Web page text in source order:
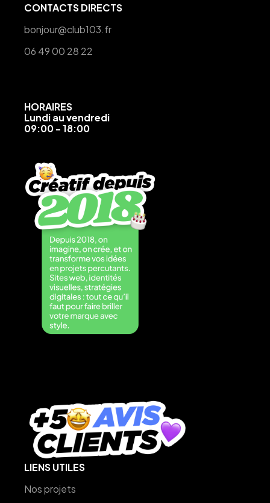
CONTACTS DIRECTS
bonjour@club103.fr
06 49 00 28 22
HORAIRES
Lundi au vendredi
09:00 - 18:00
LIENS UTILES
Nos projets